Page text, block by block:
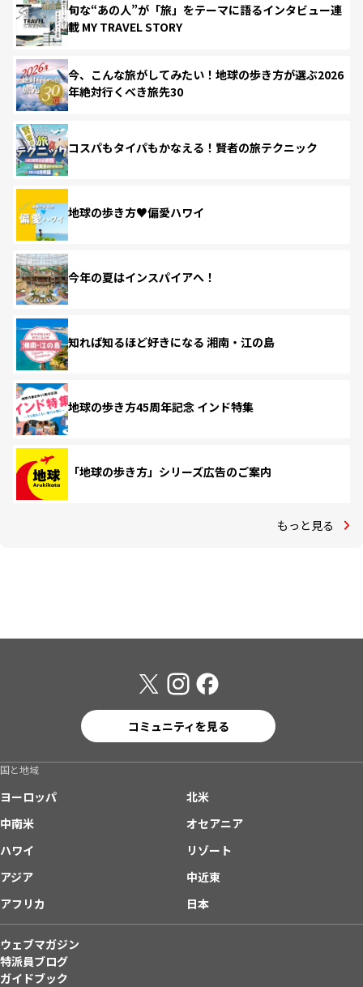
旬な“あの人”が「旅」をテーマに語るインタビュー連
載 MY TRAVEL STORY
今、こんな旅がしてみたい！地球の歩き方が選ぶ2026
年絶対行くべき旅先30
コスパもタイパもかなえる！賢者の旅テクニック
地球の歩き方♥偏愛ハワイ
今年の夏はインスパイアへ！
知れば知るほど好きになる 湘南・江の島
地球の歩き方45周年記念 インド特集
「地球の歩き方」シリーズ広告のご案内
もっと見る
コミュニティを見る
国と地域
ヨーロッパ
北米
中南米
オセアニア
ハワイ
リゾート
アジア
中近東
アフリカ
日本
ウェブマガジン
特派員ブログ
ガイドブック